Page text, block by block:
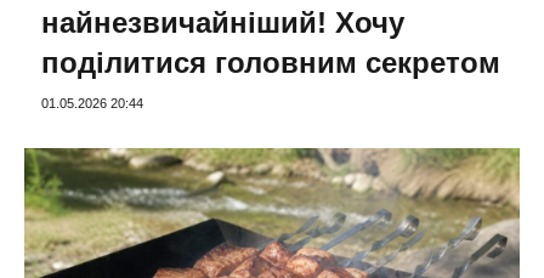
найнезвичайніший! Хочу
поділитися головним секретом
01.05.2026 20:44